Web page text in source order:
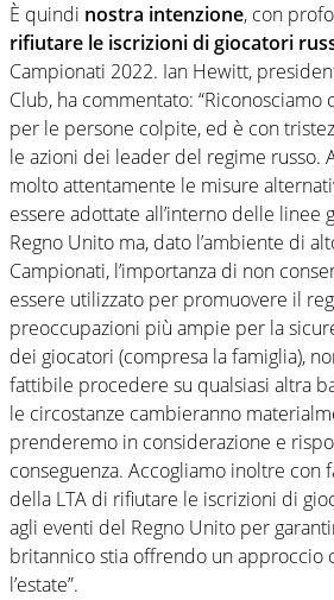
È quindi nostra intenzione, con
rifiutare le iscrizioni di giocatori
Campionati 2022. Ian Hewitt,
Club, ha commentato:
per le persone colpite, ed è con
le azioni dei leader del regime russo.
molto attentamente le misure
essere adottate all’interno delle linee
Regno Unito ma, dato l’ambiente di
Campionati, l’importanza di non
essere utilizzato per promuovere il
preoccupazioni più ampie per la
dei giocatori (compresa la famiglia),
fattibile procedere su qualsiasi altra
le circostanze cambieranno
prenderemo in considerazione e
conseguenza. Accogliamo inoltre con
della LTA di rifiutare le iscrizioni di
agli eventi del Regno Unito per
britannico stia offrendo un approccio
l’estate”.